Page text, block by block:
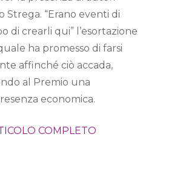
Strega. “Erano eventi di
di crearli qui” l’esortazione
ha promesso di farsi
affinché ciò accada,
al Premio una
economica.
COMPLETO